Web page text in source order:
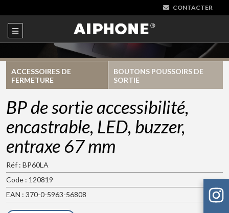
CONTACTER
ACCESSOIRES DE
FERMETURE
BOUTONS POUSSOIRS DE
SORTIE
BP de sortie accessibilité,
encastrable, LED, buzzer,
entraxe 67 mm
Réf : BP60LA
Code : 120819
EAN : 370-0-5963-56808